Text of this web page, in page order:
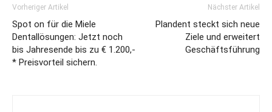
Vorheriger Artikel
Spot on für die Miele
Dentallösungen: Jetzt noch
bis Jahresende bis zu € 1.200,-
* Preisvorteil sichern.
Nächster Artikel
Plandent steckt sich neue
Ziele und erweitert
Geschäftsführung